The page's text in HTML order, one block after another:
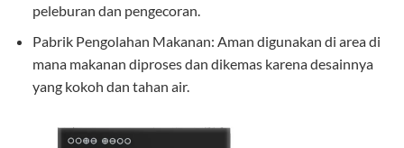
peleburan dan pengecoran.
Pabrik Pengolahan Makanan: Aman digunakan di area di
mana makanan diproses dan dikemas karena desainnya
yang kokoh dan tahan air.